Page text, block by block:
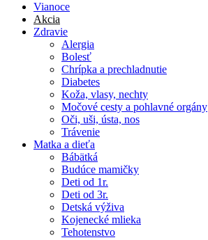
Vianoce
Akcia
Zdravie
Alergia
Bolesť
Chrípka a prechladnutie
Diabetes
Koža, vlasy, nechty
Močové cesty a pohlavné orgány
Oči, uši, ústa, nos
Trávenie
Matka a dieťa
Bábätká
Budúce mamičky
Deti od 1r.
Deti od 3r.
Detská výživa
Kojenecké mlieka
Tehotenstvo